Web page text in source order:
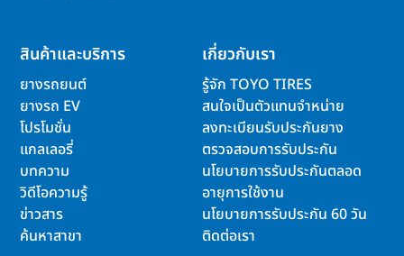
สินค้าและบริการ
ยางรถยนต์
ยางรถ EV
โปรโมชั่น
แกลเลอรี่
บทความ
วิดีโอความรู้
ข่าวสาร
ค้นหาสาขา
เกี่ยวกับเรา
รู้จัก TOYO TIRES
สนใจเป็นตัวแทนจำหน่าย
ลงทะเบียนรับประกันยาง
ตรวจสอบการรับประกัน
นโยบายการรับประกันตลอด
อายุการใช้งาน
นโยบายการรับประกัน 60 วัน
ติดต่อเรา